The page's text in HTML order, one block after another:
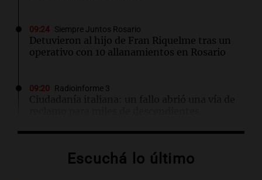
09:24 Siempre Juntos Rosario
Detuvieron al hijo de Fran Riquelme tras un
operativo con 10 allanamientos en Rosario
09:20 Radioinforme 3
Ciudadanía italiana: un fallo abrió una vía de
La búsqueda del amor y la libertad en "La
Escuchá lo último